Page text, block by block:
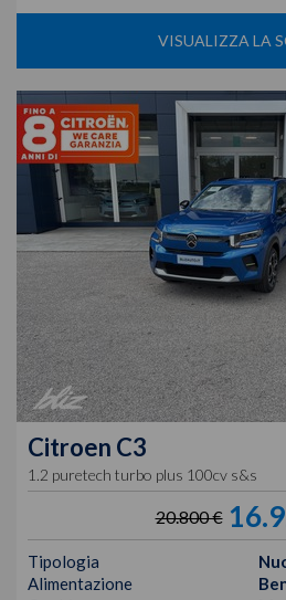
VISUALIZZA LA
Citroen C3
1.2 puretech turbo plus 100cv s&s
20.800 €
Tipologia
Alimentazione